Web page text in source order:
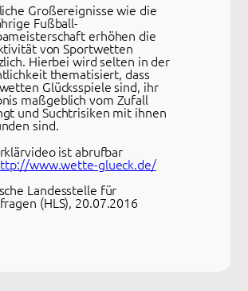
Großereignisse wie die
Fußball-
erhöhen die
von Sportwetten
Hierbei wird selten in der
thematisiert, dass
Glücksspiele sind, ihr
maßgeblich vom Zufall
und Suchtrisiken mit ihnen
sind.
ist abrufbar
www.wette-glueck.de/
Landesstelle für
(HLS), 20.07.2016